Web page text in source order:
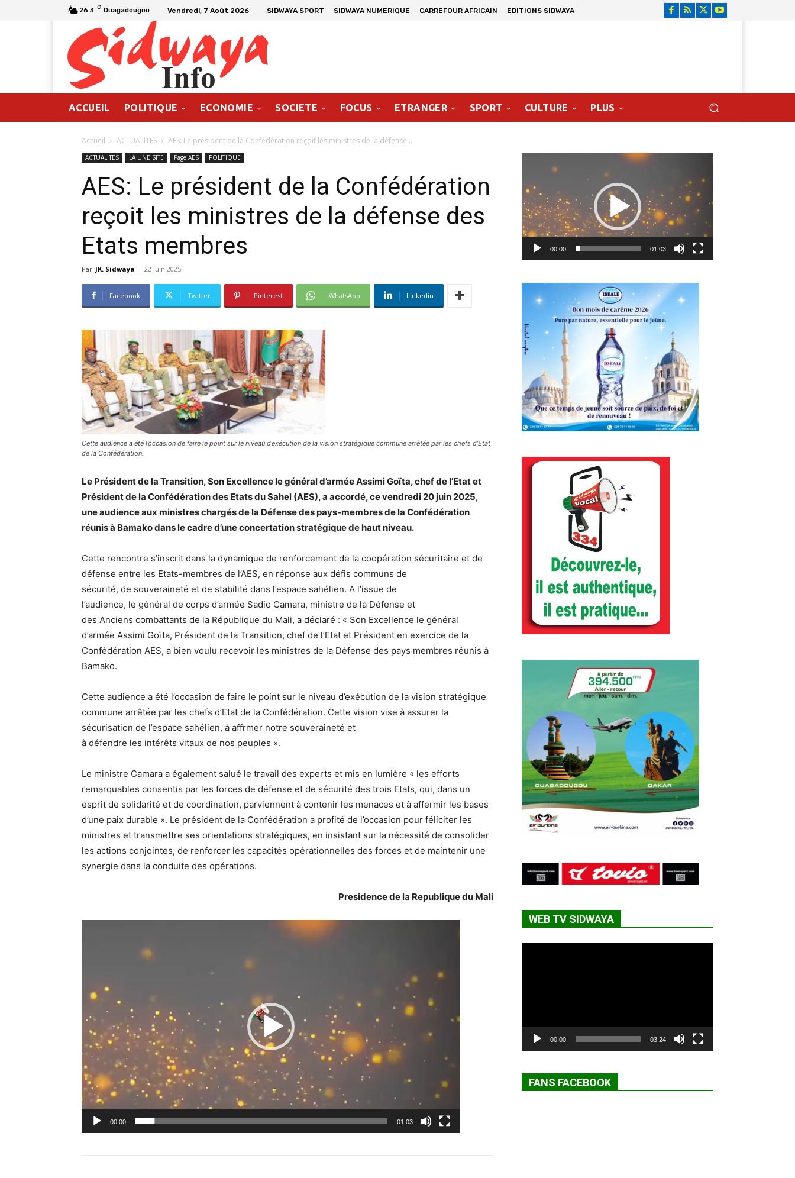
26.3 C Ouagadougou Vendredi, 7 Août 2026 SIDWAYA SPORT SIDWAYA NUMERIQUE CARREFOUR AFRICAIN EDITIONS SIDWAYA
ACCUEIL POLITIQUE ECONOMIE SOCIETE FOCUS ETRANGER SPORT CULTURE PLUS
Accueil ACTUALITES AES: Le président de la Confédération reçoit les ministres de la défense...
ACTUALITES LA UNE SITE Page AES POLITIQUE
AES: Le président de la Confédération
reçoit les ministres de la défense des
Etats membres
Par JK. Sidwaya - 22 juin 2025
Facebook Twitter Pinterest WhatsApp Linkedin
Cette audience a été l’occasion de faire le point sur le niveau d’exécution de la vision stratégique commune arrêtée par les chefs d’Etat
de la Confédération.
Le Président de la Transition, Son Excellence le général d’armée Assimi Goïta, chef de l’Etat et
Président de la Confédération des Etats du Sahel (AES), a accordé, ce vendredi 20 juin 2025,
une audience aux ministres chargés de la Défense des pays-membres de la Confédération
réunis à Bamako dans le cadre d’une concertation stratégique de haut niveau.
Cette rencontre s’inscrit dans la dynamique de renforcement de la coopération sécuritaire et de
défense entre les Etats-membres de l’AES, en réponse aux défis communs de
sécurité, de souveraineté et de stabilité dans l’espace sahélien. A l’issue de
l’audience, le général de corps d’armée Sadio Camara, ministre de la Défense et
des Anciens combattants de la République du Mali, a déclaré : « Son Excellence le général
d’armée Assimi Goïta, Président de la Transition, chef de l’Etat et Président en exercice de la
Confédération AES, a bien voulu recevoir les ministres de la Défense des pays membres réunis à
Bamako.
Cette audience a été l’occasion de faire le point sur le niveau d’exécution de la vision stratégique
commune arrêtée par les chefs d’Etat de la Confédération. Cette vision vise à assurer la
sécurisation de l’espace sahélien, à affrmer notre souveraineté et
à défendre les intérêts vitaux de nos peuples ».
Le ministre Camara a également salué le travail des experts et mis en lumière « les efforts
remarquables consentis par les forces de défense et de sécurité des trois Etats, qui, dans un
esprit de solidarité et de coordination, parviennent à contenir les menaces et à affermir les bases
d’une paix durable ». Le président de la Confédération a profité de l’occasion pour féliciter les
ministres et transmettre ses orientations stratégiques, en insistant sur la nécessité de consolider
les actions conjointes, de renforcer les capacités opérationnelles des forces et de maintenir une
synergie dans la conduite des opérations.
Presidence de la Republique du Mali
Lecteur
00:00 01:03
00:00 01:03
WEB TV SIDWAYA
00:00 03:24
FANS FACEBOOK